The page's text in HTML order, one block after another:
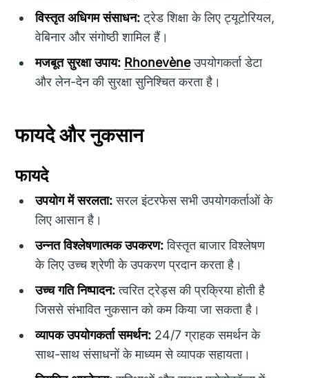
विस्तृत अधिगम संसाधन:ट्रेड शिक्षा के लिए ट्यूटोरियल,
वेबिनार और संगोष्ठी शामिल हैं।
मजबूत सुरक्षा उपाय: Rhonevèneउपयोगकर्ता डेटा
और लेन-देन की सुरक्षा सुनिश्चित करता है।
फायदे और नुकसान
फायदे
उपयोग में सरलता:सरल इंटरफेस सभी उपयोगकर्ताओं के
लिए आसान है।
उन्नत विश्लेषणात्मक उपकरण:विस्तृत बाजार विश्लेषण
के लिए उच्च श्रेणी के उपकरण प्रदान करता है।
उच्च गति निष्पादन:त्वरित ट्रेड्स की प्रक्रिया होती है
जिससे संभावित नुकसान को कम किया जा सकता है।
व्यापक उपयोगकर्ता समर्थन: 24/7 ग्राहक समर्थन के
साथ-साथ संसाधनों के माध्यम से व्यापक सहायता।